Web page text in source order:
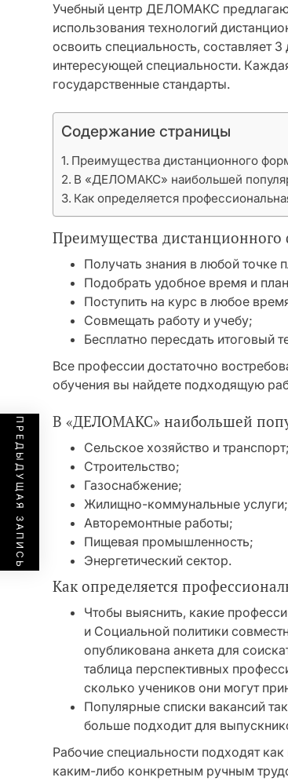
Учебный центр ДЕЛОМАКС
использования технологий
освоить специальность, составляет
интересующей специальности.
государственные стандарты.
Содержание страницы
Преимущества дистанционного
В «ДЕЛОМАКС» наибольшей
Как определяется
Преимущества
Получать знания в любой точке
Подобрать удобное время и
Поступить на курс в любое
Совмещать работу и учебу;
Бесплатно пересдать итоговый
Все профессии достаточно
обучения вы найдете подходящую
В «ДЕЛОМАКС» наибольшей
Сельское хозяйство и транспорт;
Строительство;
Газоснабжение;
Жилищно-коммунальные услуги;
Авторемонтные работы;
Пищевая промышленность;
Энергетический сектор.
Как определяется
Чтобы выяснить, какие
и Социальной политики
опубликована анкета для
таблица перспективных
сколько учеников они могут
Популярные списки вакансий
больше подходит для
Рабочие специальности подходят
каким-либо конкретным ручным
ПРЕДЫДУЩАЯ ЗАПИСЬ